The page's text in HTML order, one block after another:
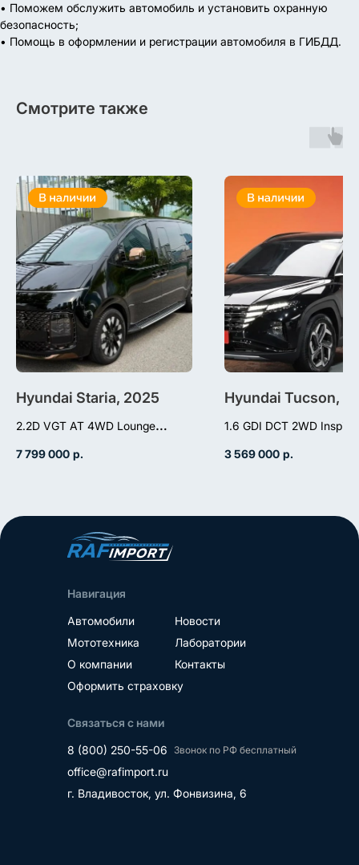
• Поможем обслужить автомобиль и установить охранную
безопасность;
• Помощь в оформлении и регистрации автомобиля в ГИБДД.
Смотрите также
Hyundai Staria, 2025
2.2D VGT AT 4WD Lounge
Inspiration 7-местный
Место нахождение - Корея
7 799 000 р.
Hyundai Tucson,
1.6 GDI DCT 2WD
1.6 (180л.с.),
Место нахождение -
3 569 000 р.
Навигация
Автомобили
Мототехника
О компании
Оформить страховку
Новости
Лаборатории
Контакты
Связаться с нами
8 (800) 250-55-06
office@rafimport.ru
г. Владивосток, ул. Фонвизина, 6
Звонок по РФ бесплатный